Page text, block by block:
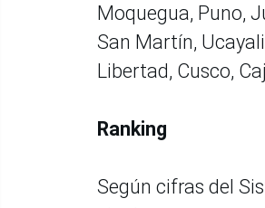
Moquegua, Puno,
San Martín,
Libertad, Cusco,
Ranking
Según cifras del